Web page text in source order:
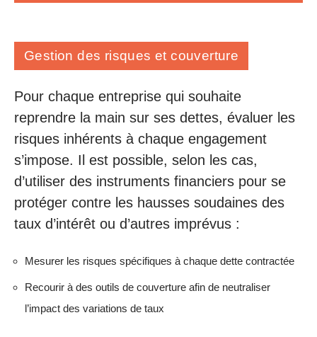
Gestion des risques et couverture
Pour chaque entreprise qui souhaite
reprendre la main sur ses dettes, évaluer les
risques inhérents à chaque engagement
s’impose. Il est possible, selon les cas,
d’utiliser des instruments financiers pour se
protéger contre les hausses soudaines des
taux d’intérêt ou d’autres imprévus :
Mesurer les risques spécifiques à chaque dette contractée
Recourir à des outils de couverture afin de neutraliser
l’impact des variations de taux